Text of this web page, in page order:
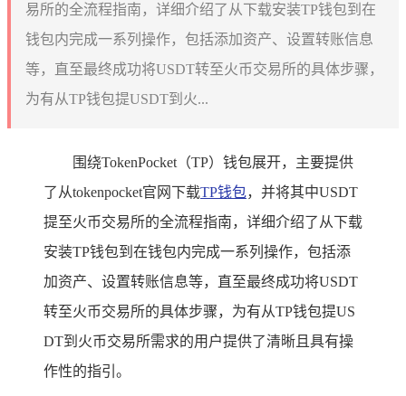
易所的全流程指南，详细介绍了从下载安装TP钱包到在
钱包内完成一系列操作，包括添加资产、设置转账信息
等，直至最终成功将USDT转至火币交易所的具体步骤，
为有从TP钱包提USDT到火...
围绕TokenPocket（TP）钱包展开，主要提供
了从tokenpocket官网下载TP钱包，并将其中USDT
提至火币交易所的全流程指南，详细介绍了从下载
安装TP钱包到在钱包内完成一系列操作，包括添
加资产、设置转账信息等，直至最终成功将USDT
转至火币交易所的具体步骤，为有从TP钱包提US
DT到火币交易所需求的用户提供了清晰且具有操
作性的指引。